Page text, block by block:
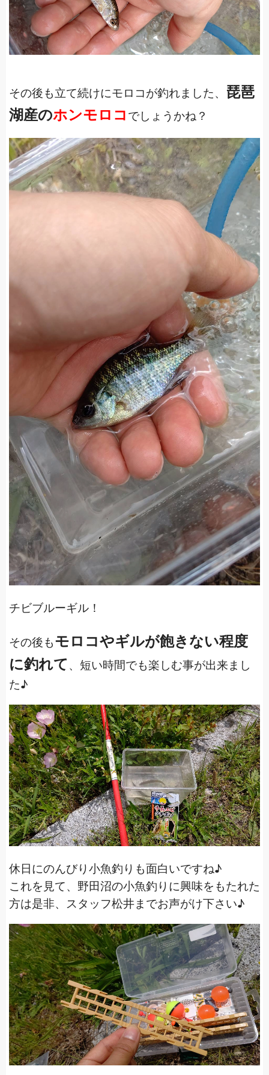
その後も立て続けにモロコが釣れました、 琵琶
湖産のホンモロコ でしょうかね？
チビブルーギル！
その後もモロコやギルが飽きない程度
に釣れて 、短い時間でも楽しむ事が出来まし
た♪
休日にのんびり小魚釣りも面白いですね♪
これを見て、野田沼の小魚釣りに興味をもたれた
方は是非、スタッフ松井までお声がけ下さい♪